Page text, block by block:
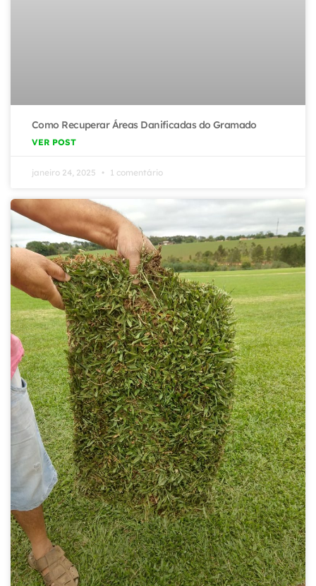
Como Recuperar Áreas Danificadas do Gramado
VER POST
janeiro 24, 2025 1 comentário